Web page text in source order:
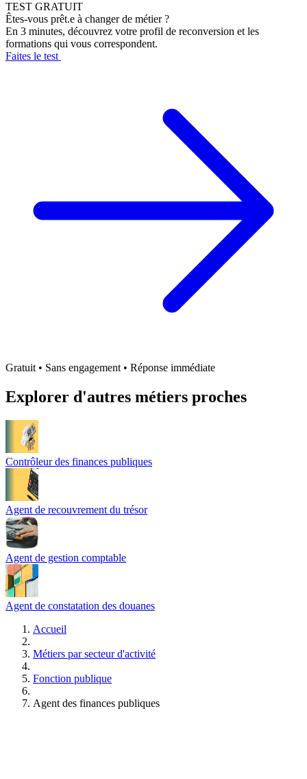
TEST GRATUIT
Êtes-vous prêt.e à changer de métier ?
En 3 minutes, découvrez votre profil de reconversion et les
formations qui vous correspondent.
Faites le test
Gratuit • Sans engagement • Réponse immédiate
Explorer d'autres métiers proches
Contrôleur des finances publiques
Agent de recouvrement du trésor
Agent de gestion comptable
Agent de constatation des douanes
Accueil
Métiers par secteur d'activité
Fonction publique
Agent des finances publiques